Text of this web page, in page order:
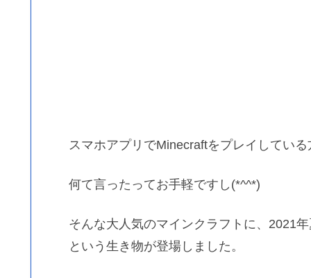
スマホアプリでMinecraftをプレイしてい
何て言ったってお手軽ですし(*^^*)
そんな大人気のマインクラフトに、2021
という生き物が登場しました。